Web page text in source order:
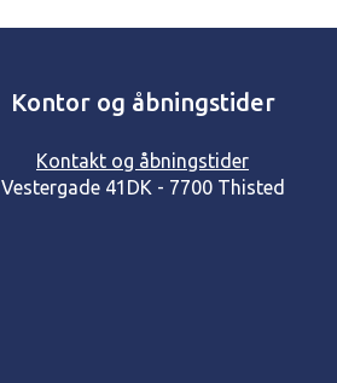
Kontor og åbningstider
Kontakt og åbningstider
Vestergade 41 DK - 7700 Thisted